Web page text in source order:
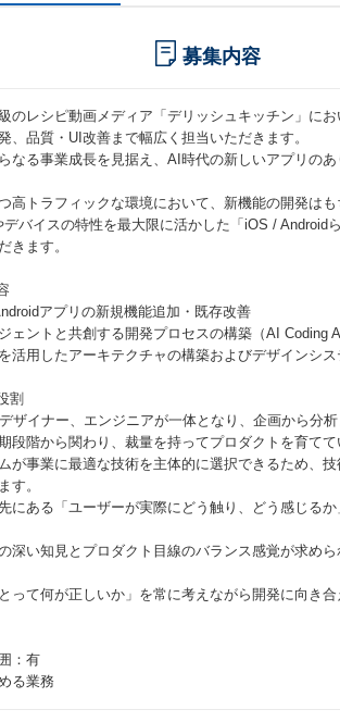
募集内容
のレシピ動画メディア「デリッシュキッチン」に
、品質・UI改善まで幅広く担当いただきます。
なる事業成長を見据え、AI時代の新しいアプリの
高トラフィックな環境において、新機能の開発は
デバイスの特性を最大限に活かした「iOS / Android
きます。
アプリの新規機能追加・既存改善
ェントと共創する開発プロセスの構築（AI Coding
活用したアーキテクチャの構築およびデザインシ
割
ザイナー、エンジニアが一体となり、企画から分
段階から関わり、裁量を持ってプロダクトを育てて
が事業に最適な技術を主体的に選択できるため、
す。
にある「ユーザーが実際にどう触り、どう感じる
深い知見とプロダクト目線のバランス感覚が求め
って何が正しいか」を常に考えながら開発に向き合
：有
る業務